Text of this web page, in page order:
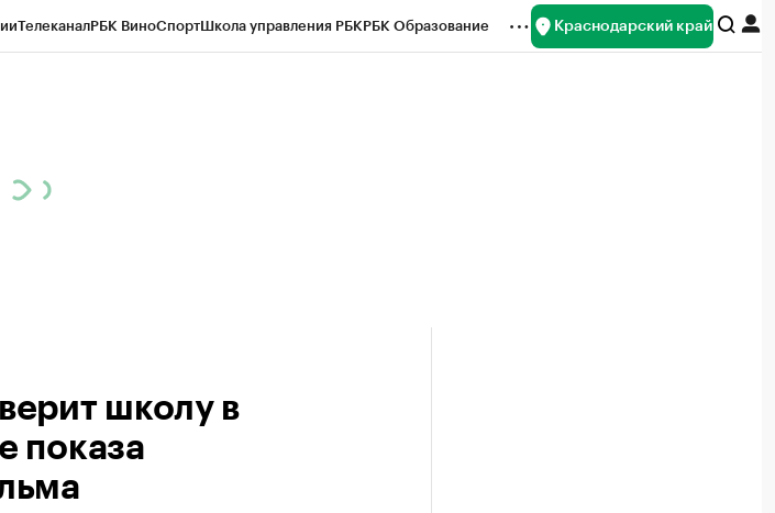
ТелеканалРБК ВиноСпортШкола управления РБКРБК Образование Краснодарский край
школу в
показа